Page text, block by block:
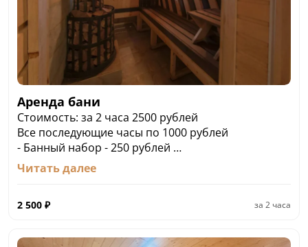
Аренда бани
Стоимость: за 2 часа 2500 рублей
Все последующие часы по 1000 рублей
- Банный набор - 250 рублей
- Дополнительная простынь - 100 рублей
- Аренда теннисного стола - 150 рублей/час
- Мангальный набор - 100 рублей
ПРОИЗВОДИТСЯ ПО ПРЕДВАРИТЕЛЬНОЙ
Читать далее
2 500 ₽ за 2 часа